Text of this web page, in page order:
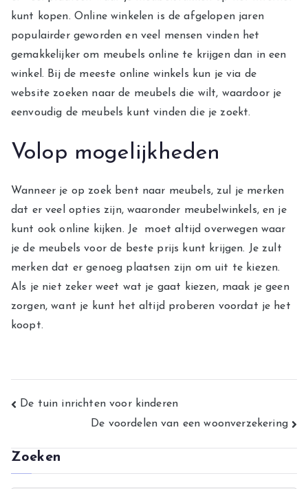
kunt kopen. Online winkelen is de afgelopen jaren
populairder geworden en veel mensen vinden het
gemakkelijker om meubels online te krijgen dan in een
winkel. Bij de meeste online winkels kun je via de
website zoeken naar de meubels die wilt, waardoor je
eenvoudig de meubels kunt vinden die je zoekt.
Volop mogelijkheden
Wanneer je op zoek bent naar meubels, zul je merken
dat er veel opties zijn, waaronder meubelwinkels, en je
kunt ook online kijken. Je moet altijd overwegen waar
je de meubels voor de beste prijs kunt krijgen. Je zult
merken dat er genoeg plaatsen zijn om uit te kiezen.
Als je niet zeker weet wat je gaat kiezen, maak je geen
zorgen, want je kunt het altijd proberen voordat je het
koopt.
Bericht
De tuin inrichten voor kinderen
De voordelen van een woonverzekering
Zoeken